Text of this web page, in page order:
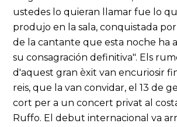
ustedes lo quieran llamar fue lo
produjo en la sala, conquistada
de la cantante que esta noche ha
su consagración definitiva". Els
d'aquest gran èxit van encuriosir
reis, que la van convidar, el 13 de
cort per a un concert privat al
Ruffo. El debut internacional va